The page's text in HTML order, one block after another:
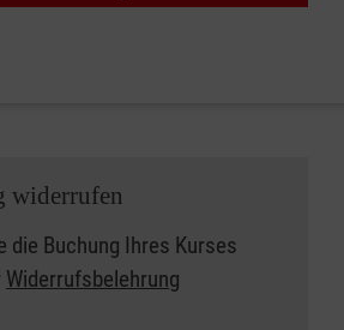
widerrufen
die Buchung Ihres Kurses
Widerrufsbelehrung